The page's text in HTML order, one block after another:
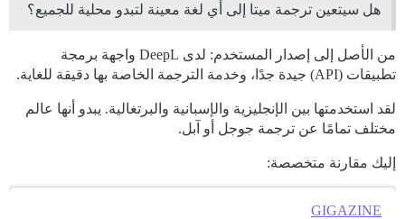
هل سيتعين ترجمة ميتا إلى أي لغة معينة لتبدو محلية للجميع؟
من الأصل إلى إصدار المستخدم: لدى DeepL واجهة برمجة
تطبيقات (API) جيدة جدًا، وخدمة الترجمة الخاصة بها دقيقة للغاية.
لقد استخدمتها بين الإنجليزية والإسبانية والبرتغالية. يبدو أنها عالم
مختلف تمامًا عن ترجمة جوجل أو آبل.
إليك مقارنة متخصصة:
GIGAZINE